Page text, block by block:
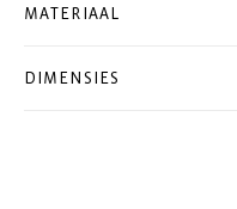
MATERIAAL
DIMENSIES